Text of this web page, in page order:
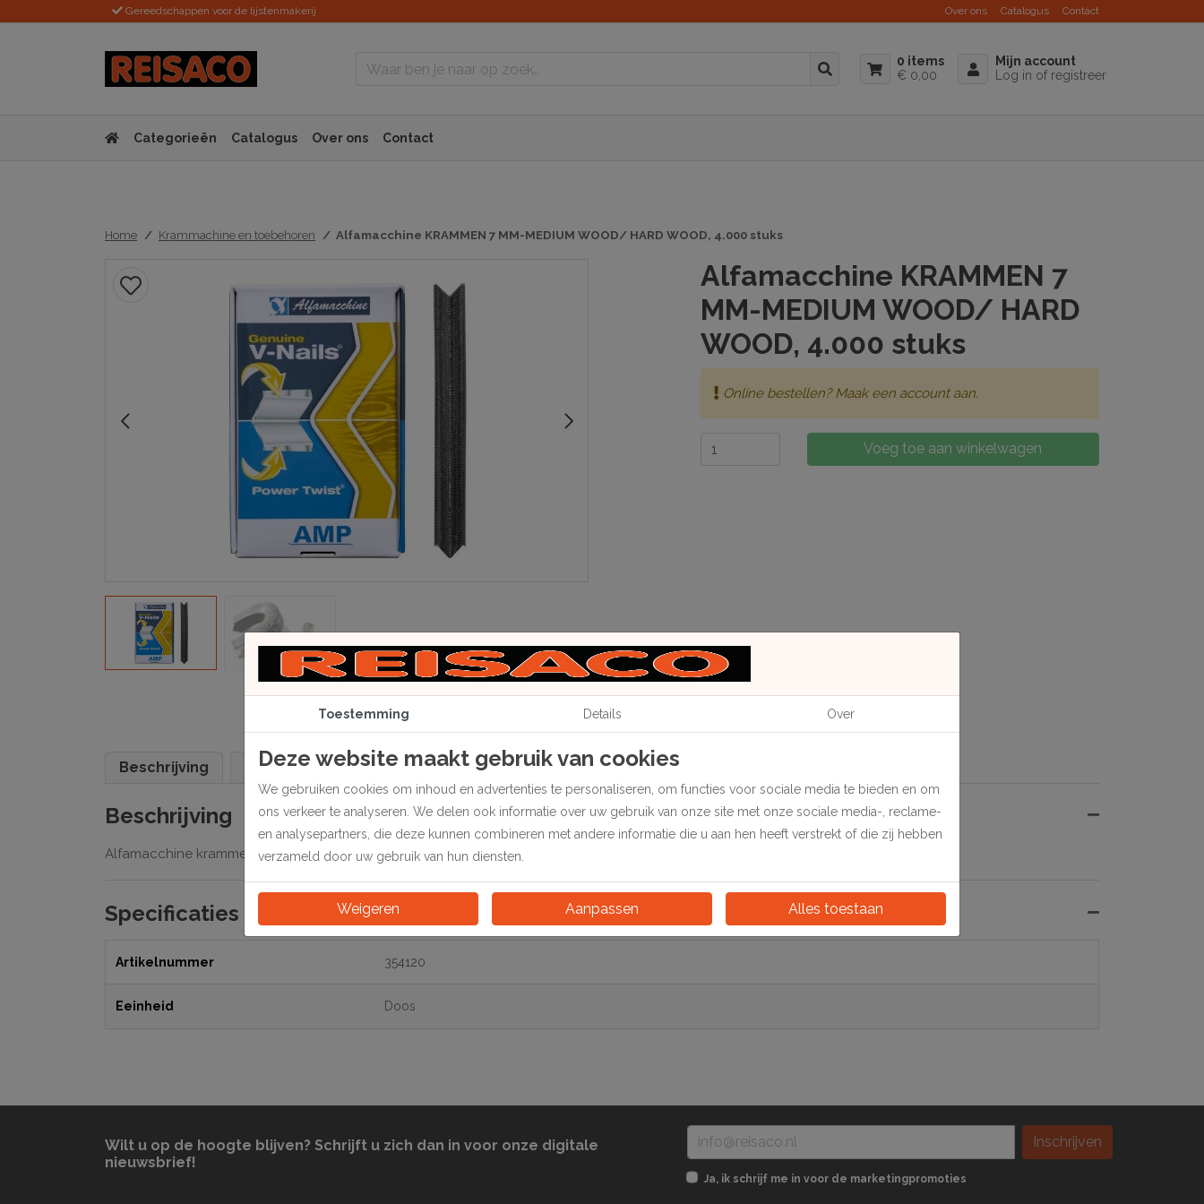
Gereedschappen voor de lijstenmakerij Over ons Catalogus Contact
0 items
€ 0,00
Mijn account
Log in of registreer
Categorieën Catalogus Over ons Contact
Home Krammachine en toebehoren Alfamacchine KRAMMEN 7 MM-MEDIUM WOOD/ HARD WOOD, 4.000 stuks
Alfamacchine KRAMMEN 7
MM-MEDIUM WOOD/ HARD
WOOD, 4.000 stuks
Online bestellen? Maak een account aan.
Voeg toe aan winkelwagen
Beschrijving Specificaties
Beschrijving
Alfamacchine krammen 7 MM-MEDIUM WOOD/HARD WOOD, 4.000 stuks
Specificaties
Artikelnummer 354120
Eeinheid Doos
Wilt u op de hoogte blijven? Schrijft u zich dan in voor onze digitale
nieuwsbrief!
Inschrijven
Ja, ik schrijf me in voor de marketingpromoties
Toestemming Details Over
Deze website maakt gebruik van cookies
We gebruiken cookies om inhoud en advertenties te personaliseren, om functies voor sociale media te bieden en om
ons verkeer te analyseren. We delen ook informatie over uw gebruik van onze site met onze sociale media-, reclame-
en analysepartners, die deze kunnen combineren met andere informatie die u aan hen heeft verstrekt of die zij hebben
verzameld door uw gebruik van hun diensten.
Weigeren Aanpassen Alles toestaan